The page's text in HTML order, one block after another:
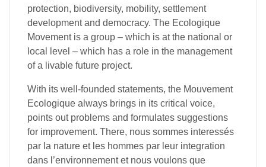
protection, biodiversity, mobility, settlement
development and democracy. The Ecologique
Movement is a group – which is at the national or
local level – which has a role in the management
of a livable future project.
With its well-founded statements, the Mouvement
Ecologique always brings in its critical voice,
points out problems and formulates suggestions
for improvement. There, nous sommes interessés
par la nature et les hommes par leur integration
dans l’environnement et nous voulons que